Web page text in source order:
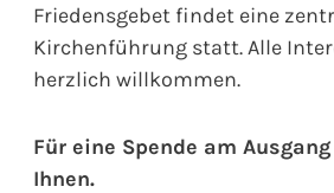
Friedensgebet findet eine
Kirchenführung statt. Alle
herzlich willkommen.
Für eine Spende am
Ihnen.